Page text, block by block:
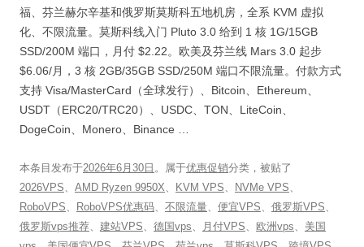
福、芬兰赫尔辛基和俄罗斯莫斯科五地机房，全系 KVM 虚拟
化、不限流量。莫斯科线入门 Pluto 3.0 给到 1 核 1G/15GB
SSD/200M 端口，月付 $2.22。欧美及芬兰线 Mars 3.0 起步
$6.06/月，3 核 2GB/35GB SSD/250M 端口不限流量。付款方式
支持 Visa/MasterCard（全球发行）、Bitcoin、Ethereum、
USDT（ERC20/TRC20）、USDC、TON、LiteCoin、
DogeCoin、Monero、Binance …
本条目发布于2026年6月30日 。属于优惠促销分类，被贴了
2026VPS、 AMD Ryzen 9950X、 KVM VPS、 NVMe VPS、
RoboVPS、 RoboVPS优惠码、 不限流量、 便宜VPS、 俄罗斯VPS、
俄罗斯vps推荐、 建站VPS、 德国vps、 月付VPS、 欧洲vps、 美国